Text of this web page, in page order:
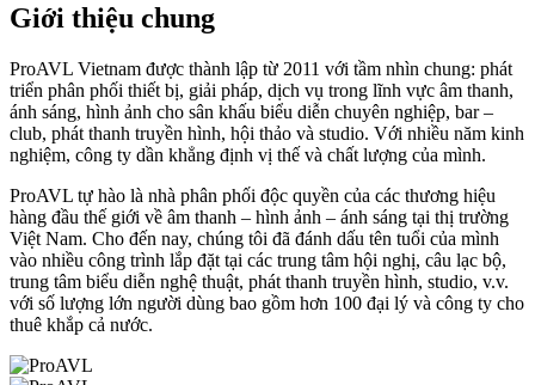
Giới thiệu chung
ProAVL Vietnam được thành lập từ 2011 với tầm nhìn chung: phát
triển phân phối thiết bị, giải pháp, dịch vụ trong lĩnh vực âm thanh,
ánh sáng, hình ảnh cho sân khấu biểu diễn chuyên nghiệp, bar –
club, phát thanh truyền hình, hội thảo và studio. Với nhiều năm kinh
nghiệm, công ty dần khẳng định vị thế và chất lượng của mình.
ProAVL tự hào là nhà phân phối độc quyền của các thương hiệu
hàng đầu thế giới về âm thanh – hình ảnh – ánh sáng tại thị trường
Việt Nam. Cho đến nay, chúng tôi đã đánh dấu tên tuổi của mình
vào nhiều công trình lắp đặt tại các trung tâm hội nghị, câu lạc bộ,
trung tâm biểu diễn nghệ thuật, phát thanh truyền hình, studio, v.v.
với số lượng lớn người dùng bao gồm hơn 100 đại lý và công ty cho
thuê khắp cả nước.